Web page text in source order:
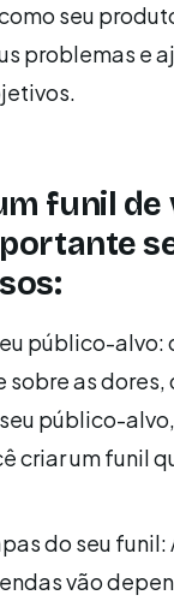
seu
problemas e
funil de
público-alvo:
sobre as dores,
público-
criar um funil
do seu funil:
vão